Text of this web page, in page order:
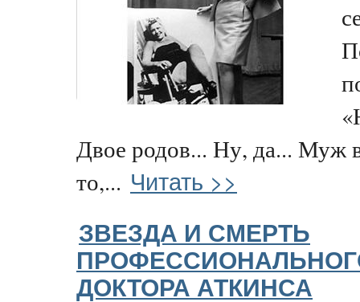
Двое родов... Ну, да... Муж
то,... Читать >>
ЗВЕЗДА И СМЕРТЬ
ДОКТОРА АТКИНСА